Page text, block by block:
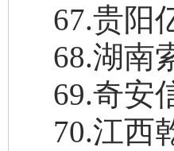
67.贵阳
68.湖南
69.奇安
70.江西